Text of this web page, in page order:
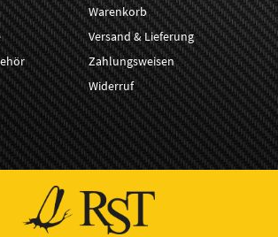
Warenkorb
Versand & Lieferung
Zahlungsweisen
Widerruf